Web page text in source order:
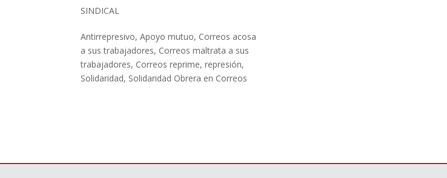
SINDICAL
Antirrepresivo,Apoyo mutuo, Correos acosa
a sus trabajadores, Correos maltrata a sus
trabajadores, Correos reprime,represión,
Solidaridad, Solidaridad Obrera en Correos